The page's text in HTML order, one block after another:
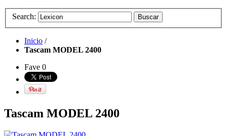
Search: Buscar
Inicio /
Tascam MODEL 2400
Fave 0
Tascam MODEL 2400